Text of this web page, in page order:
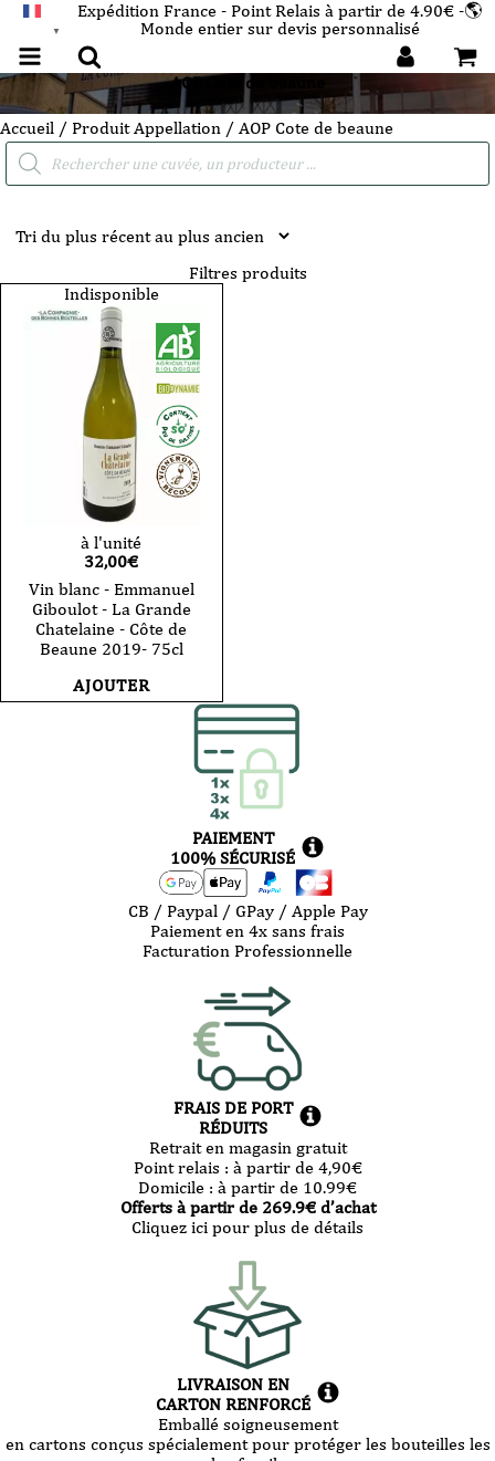
▼
Expédition France - Point Relais à partir de 4.90€ -🌎
Monde entier sur devis personnalisé
AOP Cote de beaune
Accueil / Produit Appellation / AOP Cote de beaune
Recherche
Filtres produits
Indisponible
à l'unité
32,00€
Vin blanc - Emmanuel
Giboulot - La Grande
Chatelaine - Côte de
Beaune 2019- 75cl
AJOUTER
PAIEMENT
100% SÉCURISÉ
CB / Paypal / GPay / Apple Pay
Paiement en 4x sans frais
Facturation Professionnelle
FRAIS DE PORT
RÉDUITS
Retrait en magasin gratuit
Point relais : à partir de 4,90€
Domicile : à partir de 10.99€
Offerts à partir de 269.9€ d’achat
Cliquez ici pour plus de détails
LIVRAISON EN
CARTON RENFORCÉ
Emballé soigneusement
en cartons conçus spécialement pour protéger les bouteilles les